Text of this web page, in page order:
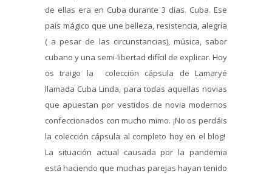
de ellas era en Cuba durante 3 días. Cuba. Ese
país mágico que une belleza, resistencia, alegría
( a pesar de las circunstancias), música, sabor
cubano y una semi-libertad difícil de explicar. Hoy
os traigo la colección cápsula de Lamaryé
llamada Cuba Linda, para todas aquellas novias
que apuestan por vestidos de novia modernos
confeccionados con mucho mimo. ¡No os perdáis
la colección cápsula al completo hoy en el blog!
La situación actual causada por la pandemia
está haciendo que muchas parejas hayan tenido